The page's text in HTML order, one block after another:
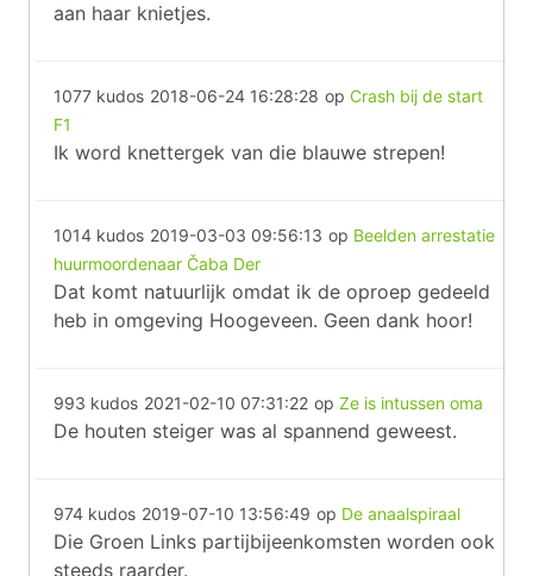
aan haar knietjes.
1077 kudos 2018-06-24 16:28:28 op Crash bij de start
F1
Ik word knettergek van die blauwe strepen!
1014 kudos 2019-03-03 09:56:13 op Beelden arrestatie
huurmoordenaar Čaba Der
Dat komt natuurlijk omdat ik de oproep gedeeld
heb in omgeving Hoogeveen. Geen dank hoor!
993 kudos 2021-02-10 07:31:22 op Ze is intussen oma
De houten steiger was al spannend geweest.
974 kudos 2019-07-10 13:56:49 op De anaalspiraal
Die Groen Links partijbijeenkomsten worden ook
steeds raarder.